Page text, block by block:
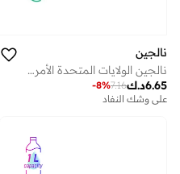
نالجين
نالجين الولايات المتحدة الأمريكية 1 لتر كليمنتين مستدامة
د.ك6.65
7.16
-8%
على وشك النفاد